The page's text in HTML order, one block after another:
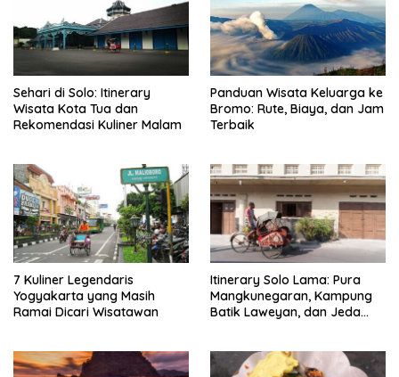
Sehari di Solo: Itinerary
Wisata Kota Tua dan
Rekomendasi Kuliner Malam
Panduan Wisata Keluarga ke
Bromo: Rute, Biaya, dan Jam
Terbaik
7 Kuliner Legendaris
Yogyakarta yang Masih
Ramai Dicari Wisatawan
Itinerary Solo Lama: Pura
Mangkunegaran, Kampung
Batik Laweyan, dan Jeda